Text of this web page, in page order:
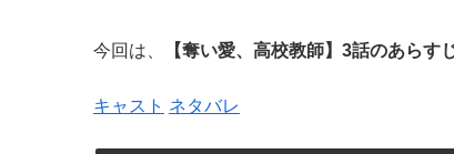
今回は、 【奪い愛、高校教師】3話のあらす
キャスト ネタバレ